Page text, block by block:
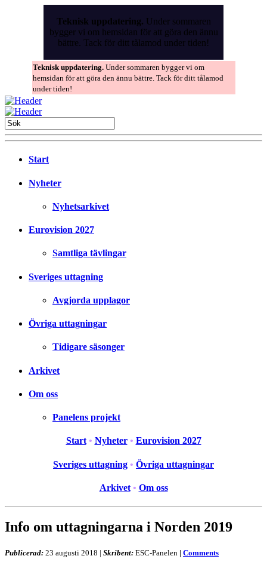
Teknisk uppdatering. Under sommaren
bygger vi om hemsidan för att göra den ännu
bättre. Tack för ditt tålamod under tiden!
Teknisk uppdatering. Under sommaren bygger vi om
hemsidan för att göra den ännu bättre. Tack för ditt tålamod
under tiden!
Start
Nyheter
Nyhetsarkivet
Eurovision 2027
Samtliga tävlingar
Sveriges uttagning
Avgjorda upplagor
Övriga uttagningar
Tidigare säsonger
Arkivet
Om oss
Panelens projekt
Start • Nyheter • Eurovision 2027
Sveriges uttagning • Övriga uttagningar
Arkivet • Om oss
Info om uttagningarna i Norden 2019
Publicerad: 23 augusti 2018 | Skribent: ESC-Panelen | Comments